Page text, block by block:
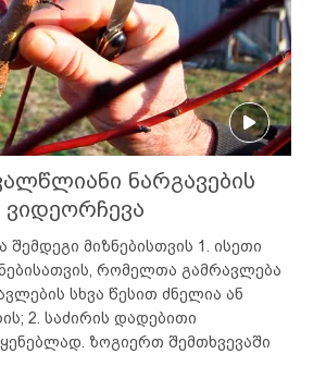
ნარგავების
ვიდეორჩევა
შემდეგი მიზნებისთვის 1. ისეთი
რომელთა გამრავლება
სხვა წესით ძნელია ან
2. საძირის დადებითი
ზოგიერთ შემთხვევაში